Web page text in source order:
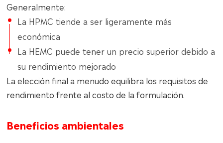
Generalmente:
La HPMC tiende a ser ligeramente más
económica
La HEMC puede tener un precio superior debido a
su rendimiento mejorado
La elección final a menudo equilibra los requisitos de
rendimiento frente al costo de la formulación.
Beneficios ambientales